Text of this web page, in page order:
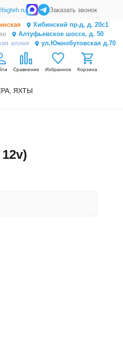
Заказать звонок
Хибинский пр-д, д. 20с1
Алтуфьевское шоссе, д. 50
аллея
ул.Южнобутовская д.70
Сравнение Избранное Корзина
ЯХТЫ